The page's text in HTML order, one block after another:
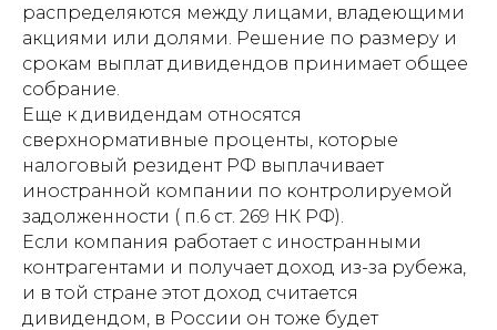
распределяются между лицами, владеющими
акциями или долями. Решение по размеру и
срокам выплат дивидендов принимает общее
собрание.
Еще к дивидендам относятся
сверхнормативные проценты, которые
налоговый резидент РФ выплачивает
иностранной компании по контролируемой
задолженности ( п.6 ст. 269 НК РФ).
Если компания работает с иностранными
контрагентами и получает доход из-за рубежа,
и в той стране этот доход считается
дивидендом, в России он тоже будет